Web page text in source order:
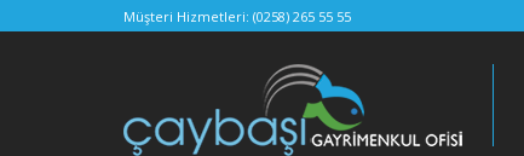
Müşteri Hizmetleri: (0258) 265 55 55